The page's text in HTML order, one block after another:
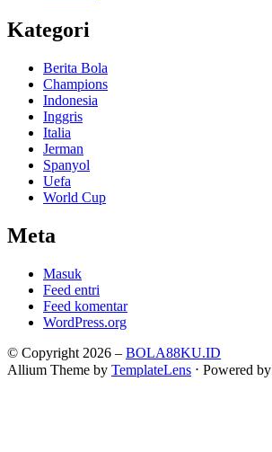
Kategori
Berita Bola
Champions
Indonesia
Inggris
Italia
Jerman
Spanyol
Uefa
World Cup
Meta
Masuk
Feed entri
Feed komentar
WordPress.org
© Copyright 2026 – BOLA88KU.ID
Allium Theme by TemplateLens ⋅ Powered by